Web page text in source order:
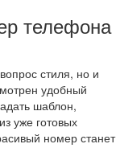
телефона
стиля, но и
удобный
шаблон,
уже готовых
номер станет